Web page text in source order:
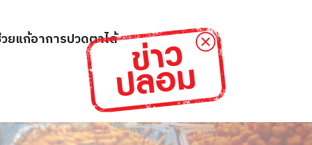
ยแก้อาการปวดตาได้